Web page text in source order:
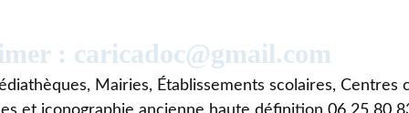
: caricadoc@gmail.com
Mairies, Établissements scolaires, Centres